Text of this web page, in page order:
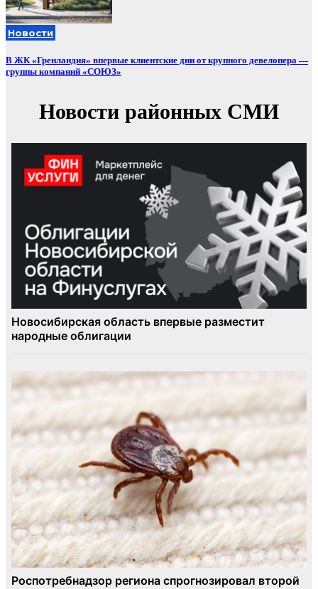
Новости
В ЖК «Гренландия» впервые клиентские дни от крупного девелопера —
группы компаний «СОЮЗ»